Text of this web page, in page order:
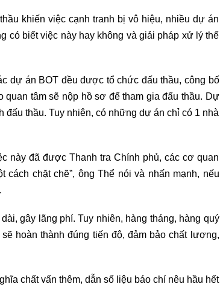
khiến việc cạnh tranh bị vô hiệu, nhiều dự án
có biết việc này hay không và giải pháp xử lý thế
dự án BOT đều được tổ chức đấu thầu, công bố
quan tâm sẽ nộp hồ sơ để tham gia đấu thầu. Dự
thầu. Tuy nhiên, có những dự án chỉ có 1 nhà
này đã được Thanh tra Chính phủ, các cơ quan
chặt chẽ”, ông Thể nói và nhấn mạnh, nếu
gây lãng phí. Tuy nhiên, hàng tháng, hàng quý
hoàn thành đúng tiến độ, đảm bảo chất lượng,
chất vấn thêm, dẫn số liệu báo chí nêu hầu hết